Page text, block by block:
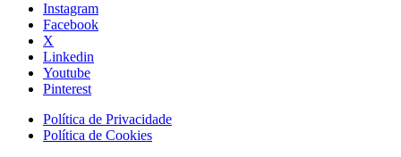
Instagram
Facebook
X
Linkedin
Youtube
Pinterest
Política de Privacidade
Política de Cookies